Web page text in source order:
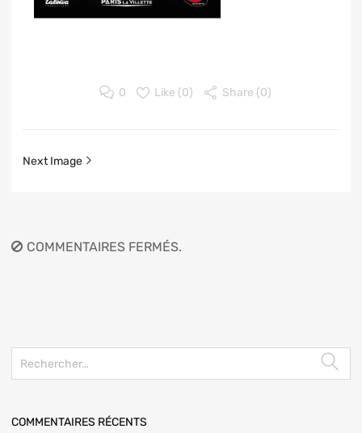
0 Like (0) Share (0)
Next Image
COMMENTAIRES FERMÉS.
COMMENTAIRES RÉCENTS